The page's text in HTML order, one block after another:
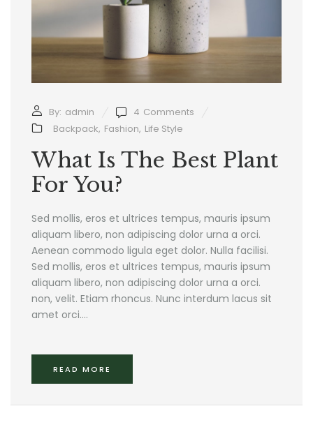
By: admin 4 Comments
Backpack, Fashion, Life Style
What Is The Best Plant
For You?
Sed mollis, eros et ultrices tempus, mauris ipsum
aliquam libero, non adipiscing dolor urna a orci.
Aenean commodo ligula eget dolor. Nulla facilisi.
Sed mollis, eros et ultrices tempus, mauris ipsum
aliquam libero, non adipiscing dolor urna a orci.
non, velit. Etiam rhoncus. Nunc interdum lacus sit
amet orci....
READ MORE